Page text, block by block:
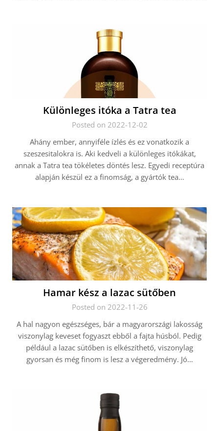
Különleges itóka a Tatra tea
Posted on 2022-12-02
Ahány ember, annyiféle ízlés és ez vonatkozik a
szeszesitalokra is. Aki kedveli a különleges itókákat,
annak a Tatra tea tökéletes döntés lesz. Egyedi receptúra
alapján készül ez a finomság, a gyártók tea…
Hamar kész a lazac sütőben
Posted on 2022-11-26
A hal nagyon egészséges, bár a magyarországi lakosság
viszonylag keveset fogyaszt ebből a fajta húsból. Pedig
például a lazac sütőben is elkészíthető, viszonylag
gyorsan és még finom is lesz a végeredmény. Jó…